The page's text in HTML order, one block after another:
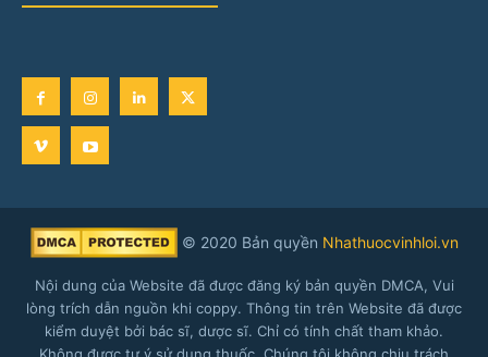
© 2020 Bản quyền Nhathuocvinhloi.vn
Nội dung của Website đã được đăng ký bản quyền DMCA, Vui
lòng trích dẫn nguồn khi coppy. Thông tin trên Website đã được
kiểm duyệt bởi bác sĩ, dược sĩ. Chỉ có tính chất tham khảo.